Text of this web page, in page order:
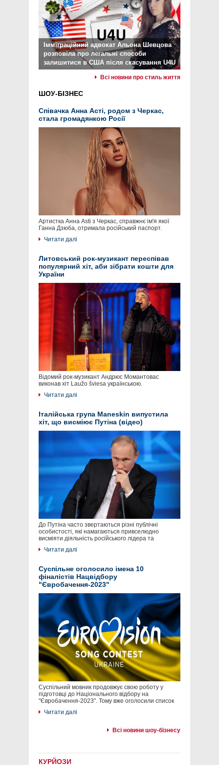
Імміграційний адвокат Альона Шевцова
розповіла про легальні способи
залишитися в США після скасування U4U
Всі новини про стиль життя
ШОУ-БІЗНЕС
Співачка Анна Асті, родом з Черкас,
стала громадянкою Росії
Артистка Анна Asti з Черкас, справжнє ім'я якої
Ганна Дзюба, отримала російський паспорт.
Читати далі
Литовський рок-музикант переспівав
популярний хіт, аби зібрати кошти для
України
Відомий рок-музикант Андрюс Момантовас
виконав хіт Laužo šviesa українською.
Читати далі
Італійська група Maneskin випустила
хіт, що висміює Путіна (відео)
До Путіна часто звертаються різні публічні
особистості, які намагаються привселюдно
висміяти діяльність російського лідера та
Читати далі
Суспільне оголосило імена 10
фіналістів Нацвідбору
"Євробачення-2023"
Суспільний мовник продовжує свою роботу у
підготовці до Національного відбору на
"Євробачення-2023". Тому вже оголосили список
Читати далі
Всі новини шоу-бізнесу
КУРЙОЗИ